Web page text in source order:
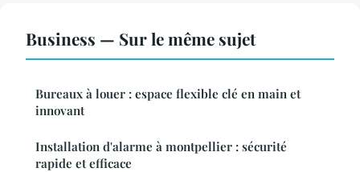
Business — Sur le même sujet
Bureaux à louer : espace flexible clé en main et
innovant
Installation d'alarme à montpellier : sécurité
rapide et efficace